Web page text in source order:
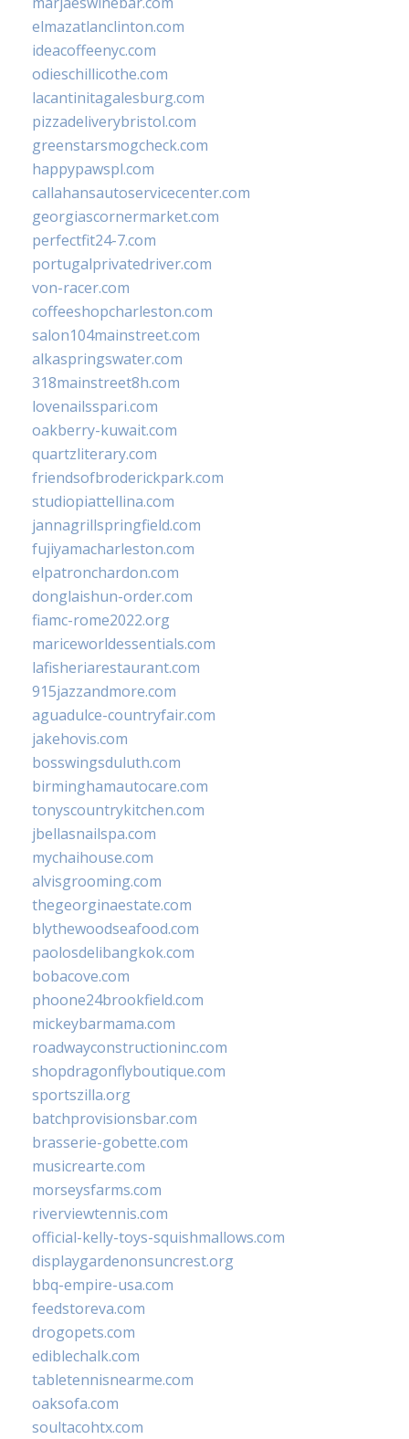
elmazatlanclinton.com
ideacoffeenyc.com
odieschillicothe.com
lacantinitagalesburg.com
pizzadeliverybristol.com
greenstarsmogcheck.com
happypawspl.com
callahansautoservicecenter.com
georgiascornermarket.com
perfectfit24-7.com
portugalprivatedriver.com
von-racer.com
coffeeshopcharleston.com
salon104mainstreet.com
alkaspringswater.com
318mainstreet8h.com
lovenailsspari.com
oakberry-kuwait.com
quartzliterary.com
friendsofbroderickpark.com
studiopiattellina.com
jannagrillspringfield.com
fujiyamacharleston.com
elpatronchardon.com
donglaishun-order.com
fiamc-rome2022.org
mariceworldessentials.com
lafisheriarestaurant.com
915jazzandmore.com
aguadulce-countryfair.com
jakehovis.com
bosswingsduluth.com
birminghamautocare.com
tonyscountrykitchen.com
jbellasnailspa.com
mychaihouse.com
alvisgrooming.com
thegeorginaestate.com
blythewoodseafood.com
paolosdelibangkok.com
bobacove.com
phoone24brookfield.com
mickeybarmama.com
roadwayconstructioninc.com
shopdragonflyboutique.com
sportszilla.org
batchprovisionsbar.com
brasserie-gobette.com
musicrearte.com
morseysfarms.com
riverviewtennis.com
official-kelly-toys-squishmallows.com
displaygardenonsuncrest.org
bbq-empire-usa.com
feedstoreva.com
drogopets.com
ediblechalk.com
tabletennisnearme.com
oaksofa.com
soultacohtx.com